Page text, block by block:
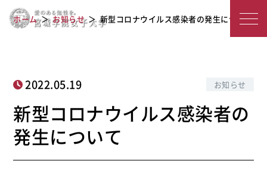
宮
女
子
大
新型コロナウイルス感染者の発生につ
いて
ホーム お知らせ 新型コロナウイルス感染者の発生について
2022.05.19 お知らせ
新型コロナウイルス感染者の
発生について